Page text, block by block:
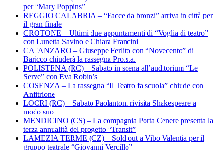
per “Mary Poppins”
REGGIO CALABRIA – “Facce da bronzi” arriva in città per
il gran finale
CROTONE – Ultimi due appuntamenti di “Voglia di teatro”
con Lunetta Savino e Chiara Francini
CATANZARO – Giuseppe Ferlito con “Novecento” di
Baricco chiuderà la rassegna Pro.s.a.
POLISTENA (RC) – Sabato in scena all’auditorium “Le
Serve” con Eva Robin’s
COSENZA – La rassegna “Il Teatro fa scuola” chiude con
Anfitrione
LOCRI (RC) – Sabato Paolantoni rivisita Shakespeare a
modo suo
MENDICINO (CS) – La compagnia Porta Cenere presenta la
terza annualità del progetto “Transit”
LAMEZIA TERME (CZ) – Sold out a Vibo Valentia per il
gruppo teatrale “Giovanni Vercillo”